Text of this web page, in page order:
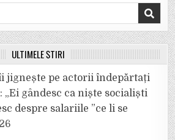
ULTIMELE ȘTIRI
jignește pe actorii îndepărtați
„Ei gândesc ca niște socialiști
despre salariile ”ce li se